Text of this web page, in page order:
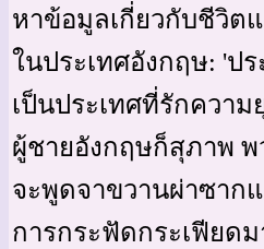
หาข้อมูลเกี่ยวกับชีวิต
ในประเทศอังกฤษ: 'ป
เป็นประเทศที่รักควา
ผู้ชายอังกฤษก็สุภาพ พ
จะพูดจาขวานผ่าซาก
การกระฟัดกระเฟียด